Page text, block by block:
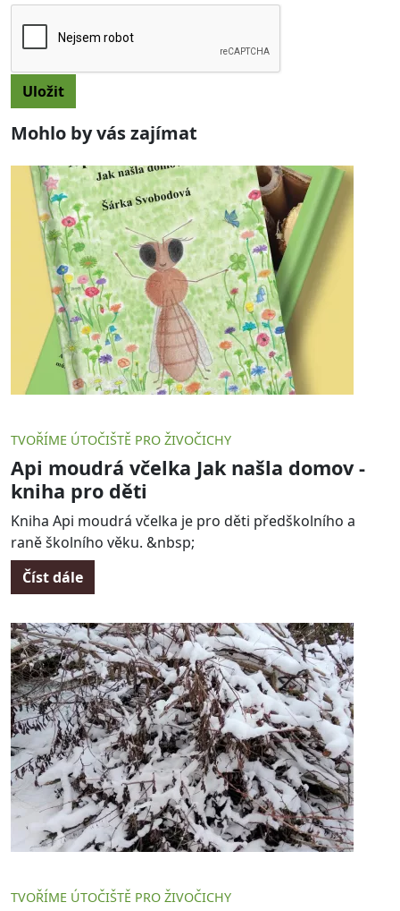
Mohlo by vás zajímat
TVOŘÍME ÚTOČIŠTĚ PRO ŽIVOČICHY
Api moudrá včelka Jak našla domov -
kniha pro děti
Kniha Api moudrá včelka je pro děti předškolního a
raně školního věku. &nbsp;
Číst dále
TVOŘÍME ÚTOČIŠTĚ PRO ŽIVOČICHY